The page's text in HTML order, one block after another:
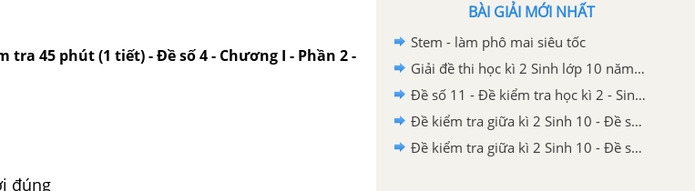
45 phút (1 tiết) - Đề số 4 - Chương I - Phần 2 -
đúng
BÀI GIẢI MỚI NHẤT
Stem - làm phô mai siêu tốc
Giải đề thi học kì 2 Sinh lớp 10 năm 2020-2021 THPT Yên Định 1 - Thanh Hóa
Đề số 11 - Đề kiểm tra học kì 2 - Sinh 10
Đề kiểm tra giữa kì 2 Sinh 10 - Đề số 5 có lời giải chi tiết
Đề kiểm tra giữa kì 2 Sinh 10 - Đề số 4 có lời giải chi tiết